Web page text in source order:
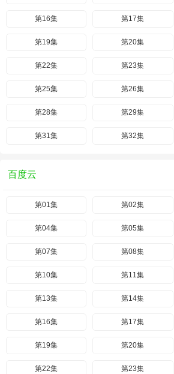
第16集 第17集
第19集 第20集
第22集 第23集
第25集 第26集
第28集 第29集
第31集 第32集
百度云
第01集 第02集
第04集 第05集
第07集 第08集
第10集 第11集
第13集 第14集
第16集 第17集
第19集 第20集
第22集 第23集